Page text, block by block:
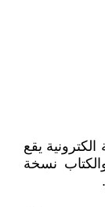
يقع
والكتاب نسخة